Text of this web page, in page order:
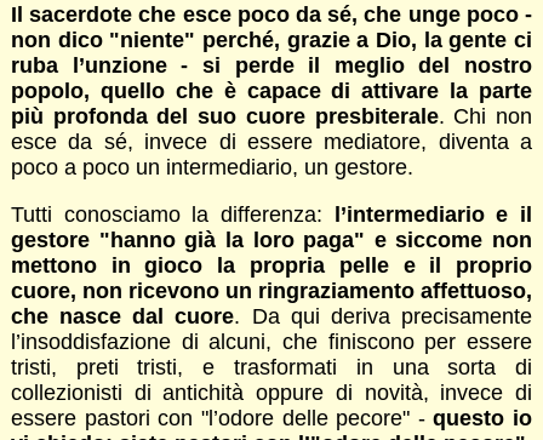
Il sacerdote che esce poco da sé, che unge poco -
non dico "niente" perché, grazie a Dio, la gente ci
ruba l’unzione - si perde il meglio del nostro
popolo, quello che è capace di attivare la parte
più profonda del suo cuore presbiterale. Chi non
esce da sé, invece di essere mediatore, diventa a
poco a poco un intermediario, un gestore.
Tutti conosciamo la differenza: l’intermediario e il
gestore "hanno già la loro paga" e siccome non
mettono in gioco la propria pelle e il proprio
cuore, non ricevono un ringraziamento affettuoso,
che nasce dal cuore. Da qui deriva precisamente
l’insoddisfazione di alcuni, che finiscono per essere
tristi, preti tristi, e trasformati in una sorta di
collezionisti di antichità oppure di novità, invece di
essere pastori con "l’odore delle pecore" -questo io